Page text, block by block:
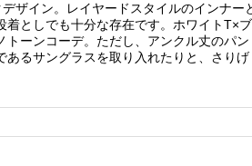
ザイン。レイヤードスタイルのインナー
着としでも十分な存在です。ホワイトT×ブ
ーンコーデ。ただし、アンクル丈のパン
るサングラスを取り入れたりと、さりげ